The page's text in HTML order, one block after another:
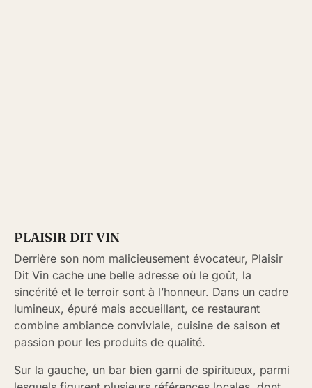
PLAISIR DIT VIN
Derrière son nom malicieusement évocateur, Plaisir
Dit Vin cache une belle adresse où le goût, la
sincérité et le terroir sont à l’honneur. Dans un cadre
lumineux, épuré mais accueillant, ce restaurant
combine ambiance conviviale, cuisine de saison et
passion pour les produits de qualité.
Sur la gauche, un bar bien garni de spiritueux, parmi